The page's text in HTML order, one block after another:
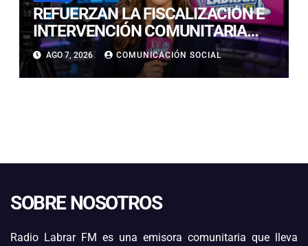
REFUERZAN LA FISCALIZACIÓN E
INTERVENCIÓN COMUNITARIA
CON OPERATIVO CONJUNTO EN
CALDERA
AGO 7, 2026 COMUNICACIÓN SOCIAL
SOBRE NOSOTROS
Radio Labrar FM es una emisora comunitaria que lleva